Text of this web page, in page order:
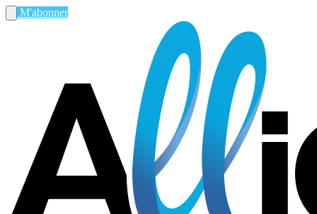
M'abonner